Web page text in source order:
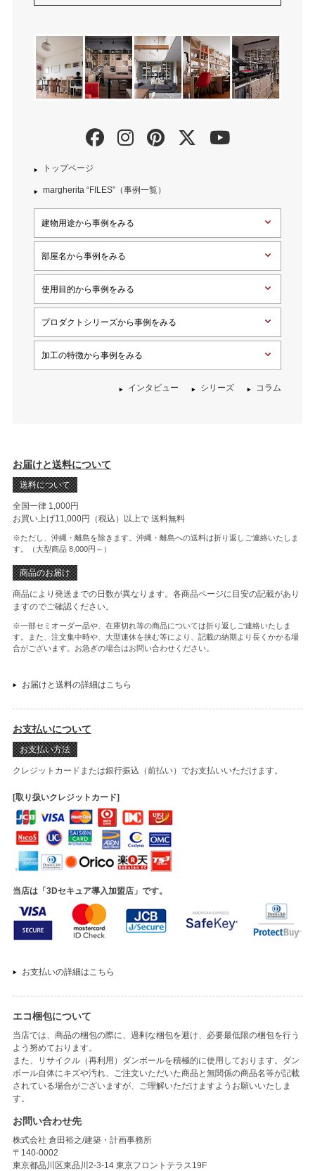
トップページ
margherita “FILES”（事例一覧）
建物用途から事例をみる
部屋名から事例をみる
使用目的から事例をみる
プロダクトシリーズから事例をみる
加工の特徴から事例をみる
インタビュー シリーズ コラム
お届けと送料について
送料について
全国一律 1,000円
お買い上げ11,000円（税込）以上で 送料無料
※ただし、沖縄・離島を除きます。沖縄・離島への送料は折り返しご連絡いたしま
す。（大型商品 8,000円～）
商品のお届け
商品により発送までの日数が異なります。各商品ページに目安の記載があり
ますのでご確認ください。
※一部セミオーダー品や、在庫切れ等の商品については折り返しご連絡いたしま
す。また、注文集中時や、大型連休を挟む等により、記載の納期より長くかかる場
合がございます。お急ぎの場合はお問い合わせください。
お届けと送料の詳細はこちら
お支払いについて
お支払い方法
クレジットカードまたは銀行振込（前払い）でお支払いいただけます。
[取り扱いクレジットカード]
当店は「3Dセキュア導入加盟店」です。
お支払いの詳細はこちら
エコ梱包について
当店では、商品の梱包の際に、過剰な梱包を避け、必要最低限の梱包を行う
よう努めております。
また、リサイクル（再利用）ダンボールを積極的に使用しております。ダン
ボール自体にキズや汚れ、ご注文いただいた商品と無関係の商品名等が記載
されている場合がございますが、ご理解いただけますようお願いいたしま
す。
お問い合わせ先
株式会社 倉田裕之/建築・計画事務所
〒140-0002
東京都品川区東品川2-3-14 東京フロントテラス19F